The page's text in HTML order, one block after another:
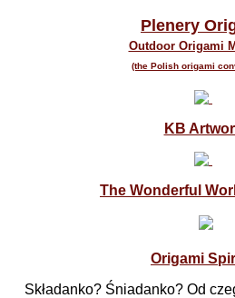
Plenery
Outdoor Origami
(the Polish origami
KB
The Wonderful
Origami
Składanko? Śniadanko? Od